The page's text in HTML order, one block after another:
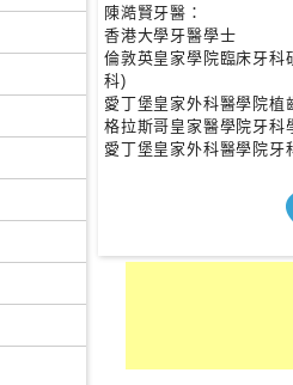
陳澔賢牙醫：
香港大學牙醫學士
倫敦英皇家學院臨床牙科
科)
愛丁堡皇家外科醫學院植
格拉斯哥皇家醫學院牙科
愛丁堡皇家外科醫學院牙